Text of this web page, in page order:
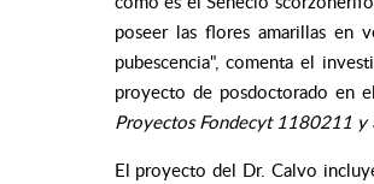
poseer las flores amarillas en
pubescencia", comenta el
proyecto de posdoctorado en
Proyectos Fondecyt 1180211
El proyecto del Dr. Calvo